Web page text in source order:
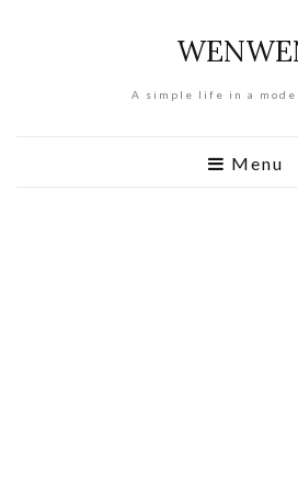
A simple life in a
Menu